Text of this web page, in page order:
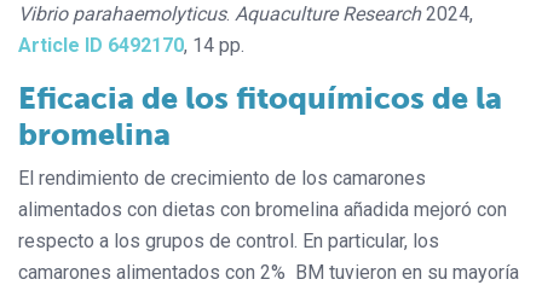
Vibrio parahaemolyticus. Aquaculture Research2024,
Article ID 6492170, 14 pp.
Eficacia de los fitoquímicos de la
bromelina
El rendimiento de crecimiento de los camarones
alimentados con dietas con bromelina añadida mejoró con
respecto a los grupos de control. En particular, los
camarones alimentados con 2% BM tuvieron en su mayoría